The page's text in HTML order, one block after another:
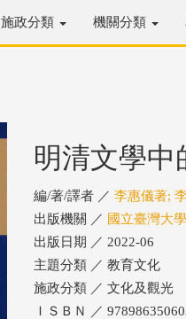
施政分類 機關分類
明清文學中
編/著/譯者 ／ 李惠儀著;
出版機關 ／ 國立臺灣大學
出版日期 ／ 2022-06
主題分類 ／ 教育文化
施政分類 ／ 文化及觀光
ＩＳＢＮ ／